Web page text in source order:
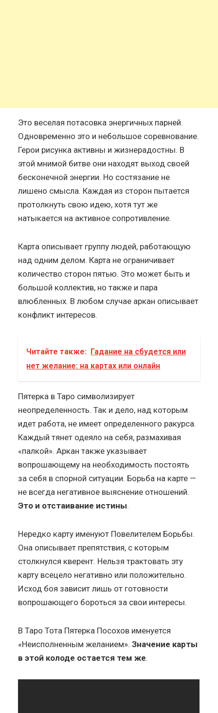
Это веселая потасовка энергичных парней.
Одновременно это и небольшое соревнование.
Герои рисунка активны и жизнерадостны. В
этой мнимой битве они находят выход своей
бесконечной энергии. Но состязание не
лишено смысла. Каждая из сторон пытается
протолкнуть свою идею, хотя тут же
натыкается на активное сопротивление.
Карта описывает группу людей, работающую
над одним делом. Карта не ограничивает
количество сторон пятью. Это может быть и
большой коллектив, но также и пара
влюбленных. В любом случае аркан описывает
конфликт интересов.
Читайте также: Гадание на сбудется или
нет желание: на картах или онлайн
Пятерка в Таро символизирует
неопределенность. Так и дело, над которым
идет работа, не имеет определенного ракурса.
Каждый тянет одеяло на себя, размахивая
«палкой». Аркан также указывает
вопрошающему на необходимость постоять
за себя в спорной ситуации. Борьба на карте —
не всегда негативное выяснение отношений.
Это и отстаивание истины.
Нередко карту именуют Повелителем Борьбы.
Она описывает препятствия, с которым
столкнулся кверент. Нельзя трактовать эту
карту всецело негативно или положительно.
Исход боя зависит лишь от готовности
вопрошающего бороться за свои интересы.
В Таро Тота Пятерка Посохов именуется
«Неисполненным желанием».Значение карты
в этой колоде остается тем же.